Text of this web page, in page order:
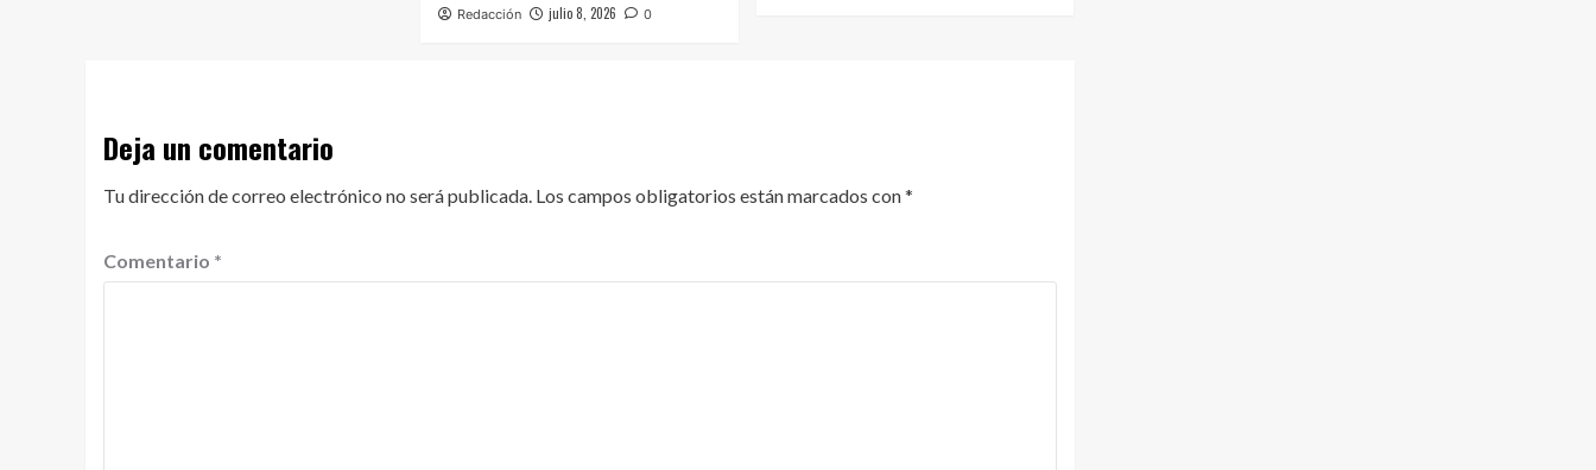
Redacción julio 8, 2026 0
Deja un comentario
Tu dirección de correo electrónico no será publicada. Los campos obligatorios están marcados con*
Comentario *